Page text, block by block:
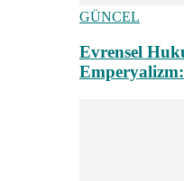
GÜNCEL
Evrensel